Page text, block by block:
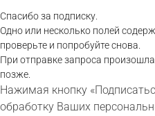
Спасибо за подписку.
Одно или несколько полей
проверьте и попробуйте снова.
При отправке запроса
позже.
Нажимая кнопку
обработку Ваших